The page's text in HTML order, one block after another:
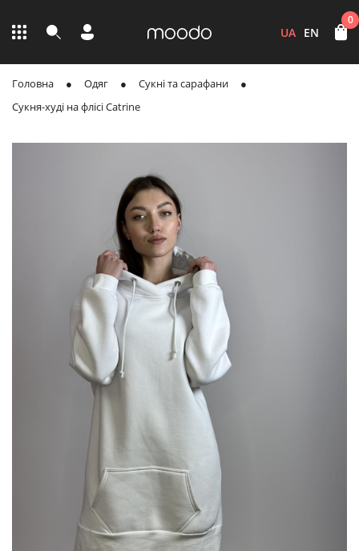
UA EN
0
Головна Одяг
Сукні та сарафани
Сукня-худі на флісі Catrine